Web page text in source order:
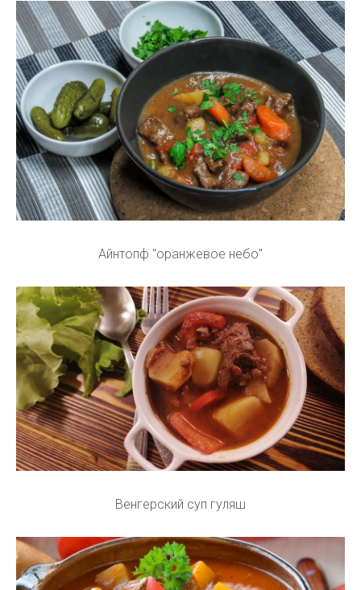
Айнтопф "оранжевое небо"
Венгерский суп гуляш